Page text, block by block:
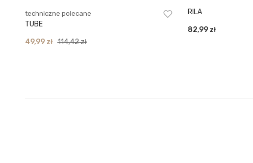
techniczne polecane
TUBE
114,42zł
Original
49,99 złCurrent
RILA
82,99 zł